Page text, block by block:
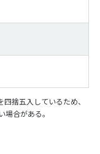
捨五入しているため、
合がある。